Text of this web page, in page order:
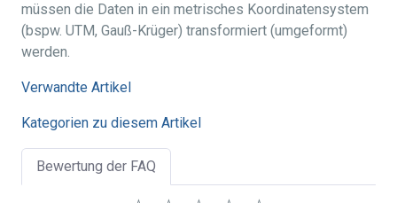
müssen die Daten in ein metrisches Koordinatensystem
(bspw. UTM, Gauß-Krüger) transformiert (umgeformt)
werden.
Verwandte Artikel
Kategorien zu diesem Artikel
Bewertung der FAQ